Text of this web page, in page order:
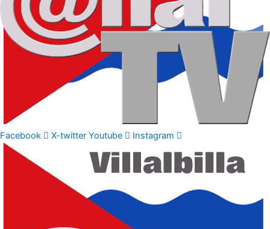
Facebook X-twitter Youtube Instagram